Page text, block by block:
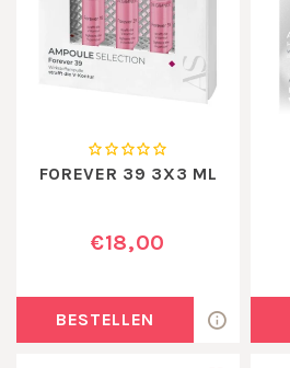
FOREVER 39 3X3 ML
€18,00
BESTELLEN